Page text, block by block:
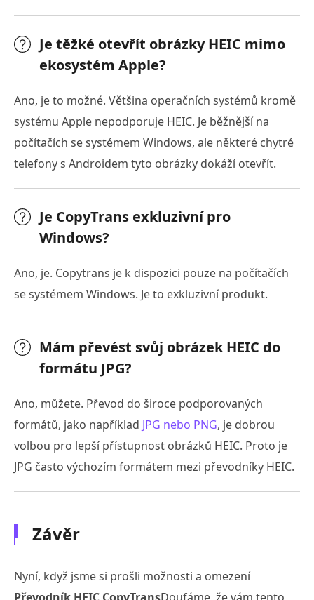
Je těžké otevřít obrázky HEIC mimo
ekosystém Apple?
Ano, je to možné. Většina operačních systémů kromě
systému Apple nepodporuje HEIC. Je běžnější na
počítačích se systémem Windows, ale některé chytré
telefony s Androidem tyto obrázky dokáží otevřít.
Je CopyTrans exkluzivní pro
Windows?
Ano, je. Copytrans je k dispozici pouze na počítačích
se systémem Windows. Je to exkluzivní produkt.
Mám převést svůj obrázek HEIC do
formátu JPG?
Ano, můžete. Převod do široce podporovaných
formátů, jako například JPG nebo PNG, je dobrou
volbou pro lepší přístupnost obrázků HEIC. Proto je
JPG často výchozím formátem mezi převodníky HEIC.
Závěr
Nyní, když jsme si prošli možnosti a omezení